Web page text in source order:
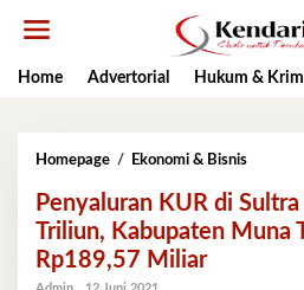
Home
Advertorial Hukum &
Homepage / Ekonomi & Bisnis
di
Sultra
Capai
Penyaluran KUR di
Triliun, Kabupaten Muna
Rp189,57 Miliar